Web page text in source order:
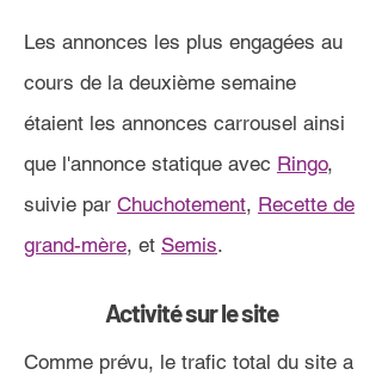
Les annonces les plus engagées au
cours de la deuxième semaine
étaient les annonces carrousel ainsi
que l'annonce statique avec Ringo,
suivie par Chuchotement, Recette de
grand-mère, et Semis.
Activité sur le site
Comme prévu, le trafic total du site a